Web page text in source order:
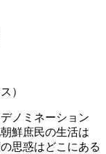
）
ノミネーション
鮮庶民の生活は
思惑はどこにある